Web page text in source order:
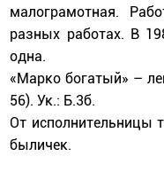
малограмотная.
разных работах. В
одна.
«Марко богатый» –
56). Ук.: Б.3б.
От исполнительницы
быличек.